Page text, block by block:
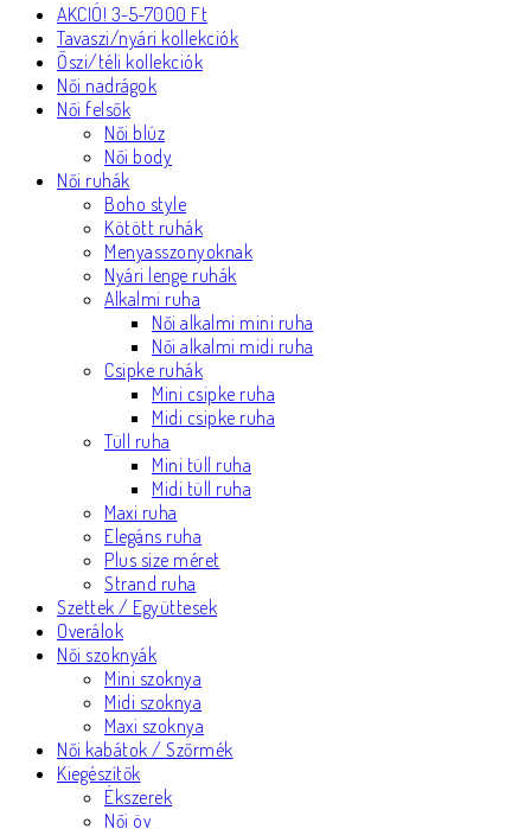
AKCIÓ! 3-5-7000 Ft
Tavaszi/nyári kollekciók
Őszi/téli kollekciók
Női nadrágok
Női felsők
Női blúz
Női body
Női ruhák
Boho style
Kötött ruhák
Menyasszonyoknak
Nyári lenge ruhák
Alkalmi ruha
Női alkalmi mini ruha
Női alkalmi midi ruha
Csipke ruhák
Mini csipke ruha
Midi csipke ruha
Tüll ruha
Mini tüll ruha
Midi tüll ruha
Maxi ruha
Elegáns ruha
Plus size méret
Strand ruha
Szettek / Együttesek
Overálok
Női szoknyák
Mini szoknya
Midi szoknya
Maxi szoknya
Női kabátok / Szőrmék
Kiegészítők
Ékszerek
Női öv